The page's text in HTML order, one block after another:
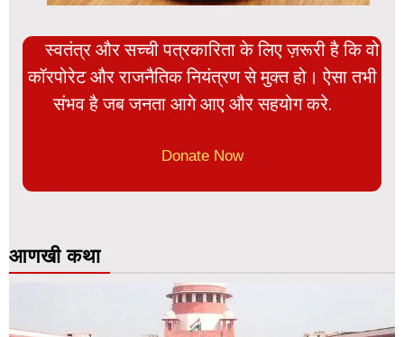
स्वतंत्र और सच्ची पत्रकारिता के लिए ज़रूरी है कि वो
कॉरपोरेट और राजनैतिक नियंत्रण से मुक्त हो। ऐसा तभी
संभव है जब जनता आगे आए और सहयोग करे.
Donate Now
आणखी कथा